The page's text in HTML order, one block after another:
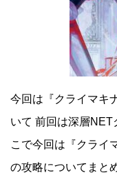
今回は『クライマキ
いて 前回は深層NET
こで今回は『クライ
の攻略についてまと